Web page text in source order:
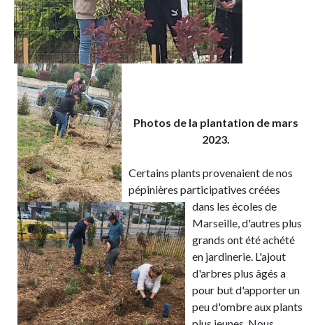
Photos de la plantation de mars
2023.
Certains plants provenaient de nos
pépinières participatives créées
dans les écoles de
Marseille, d'autres plus
grands ont été achété
en jardinerie. L'ajout
d'arbres plus âgés a
pour but d'apporter un
peu d'ombre aux plants